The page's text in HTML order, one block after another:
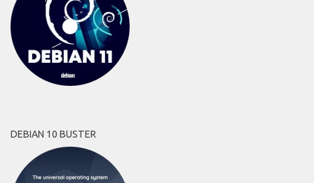
DEBIAN 10 BUSTER